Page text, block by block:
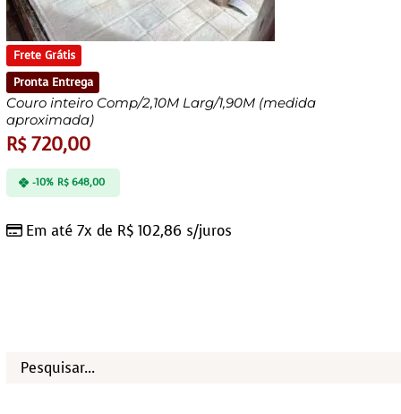
Frete Grátis
Pronta Entrega
Couro inteiro Comp/2,10M Larg/1,90M (medida
aproximada)
R$720,00
Em até 7x de R$ 102,86 s/juros
-10% R$648,00